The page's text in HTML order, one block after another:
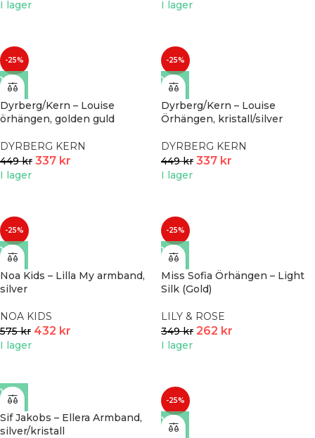
I lager I lager
-25%
Dyrberg/Kern – Louise
örhängen, golden guld
DYRBERG KERN
449kr 337 kr
I lager
-25%
Dyrberg/Kern – Louise
Örhängen, kristall/silver
DYRBERG KERN
449kr 337 kr
I lager
-25%
Noa Kids – Lilla My armband,
silver
NOA KIDS
575kr 432 kr
I lager
-25%
Miss Sofia Örhängen – Light
Silk (Gold)
LILY & ROSE
349kr 262 kr
I lager
Sif Jakobs – Ellera Armband,
silver/kristall
-25%